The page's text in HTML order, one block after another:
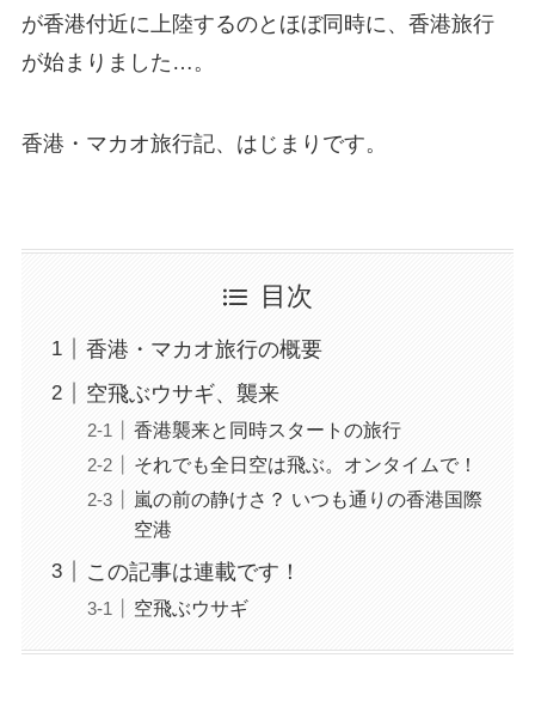
が香港付近に上陸するのとほぼ同時に、香港旅行
が始まりました…。
香港・マカオ旅行記、はじまりです。
目次
香港・マカオ旅行の概要
空飛ぶウサギ、襲来
香港襲来と同時スタートの旅行
それでも全日空は飛ぶ。オンタイムで！
嵐の前の静けさ？ いつも通りの香港国際
空港
この記事は連載です！
空飛ぶウサギ